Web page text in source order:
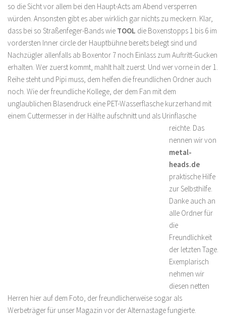
so die Sicht vor allem bei den Haupt-Acts am Abend versperren
würden. Ansonsten gibt es aber wirklich gar nichts zu meckern. Klar,
dass bei so Straßenfeger-Bands wie TOOL die Boxenstopps 1 bis 6 im
vordersten Inner circle der Hauptbühne bereits belegt sind und
Nachzügler allenfalls ab Boxentor 7 noch Einlass zum Auftritt-Gucken
erhalten. Wer zuerst kommt, mahlt halt zuerst. Und wer vorne in der 1.
Reihe steht und Pipi muss, dem helfen die freundlichen Ordner auch
noch. Wie der freundliche Kollege, der dem Fan mit dem
unglaublichen Blasendruck eine PET-Wasserflasche kurzerhand mit
einem Cuttermesser in der Hälfte aufschnitt und als Urinflasche
reichte. Das
nennen wir von
metal-
heads.de
praktische Hilfe
zur Selbsthilfe.
Danke auch an
alle Ordner für
die
Freundlichkeit
der letzten Tage.
Exemplarisch
nehmen wir
diesen netten
Herren hier auf dem Foto, der freundlicherweise sogar als
Werbeträger für unser Magazin vor der Alternastage fungierte.